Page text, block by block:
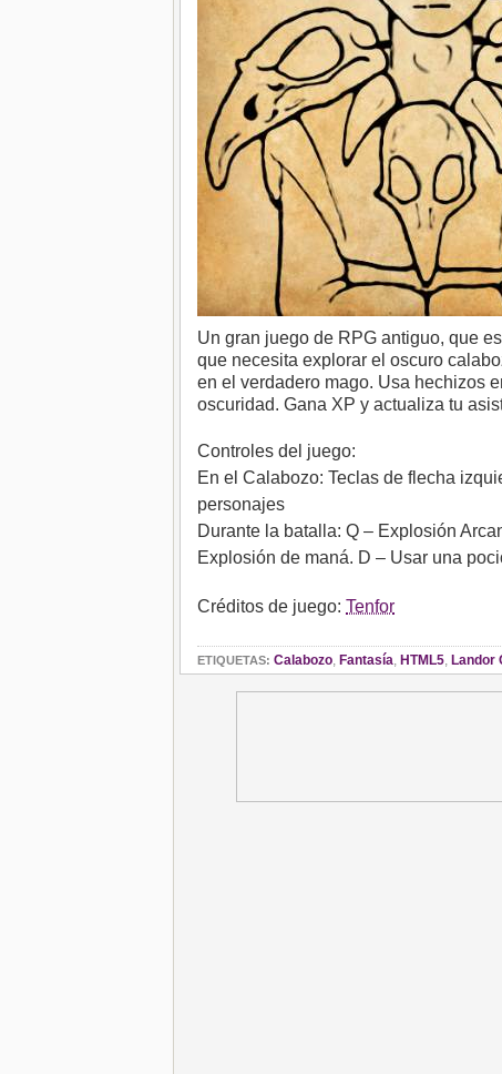
Un gran juego de RPG antiguo, que
que necesita explorar el oscuro
en el verdadero mago. Usa hechizos
oscuridad. Gana XP y actualiza tu
Controles del juego:
En el Calabozo: Teclas de flecha
personajes
Durante la batalla: Q – Explosión
Explosión de maná. D – Usar una
Créditos de juego: Tenfor
ETIQUETAS: Calabozo, Fantasía, HTML5, Landor